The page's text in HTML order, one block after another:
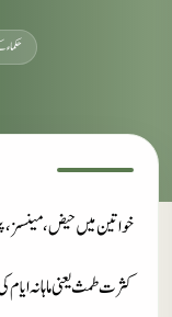
خواتین میں حیض، مینسز،
کثرت طمث یعنی ماہانہ